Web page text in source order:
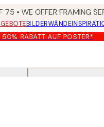
75 • WE OFFER FRAMING
BILDERWÄNDE
RABATT AUF POSTER*